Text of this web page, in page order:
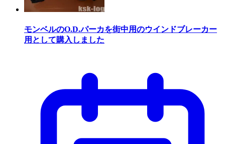
モンベルのO.D.パーカを街中用のウインドブレーカー
用として購入しました